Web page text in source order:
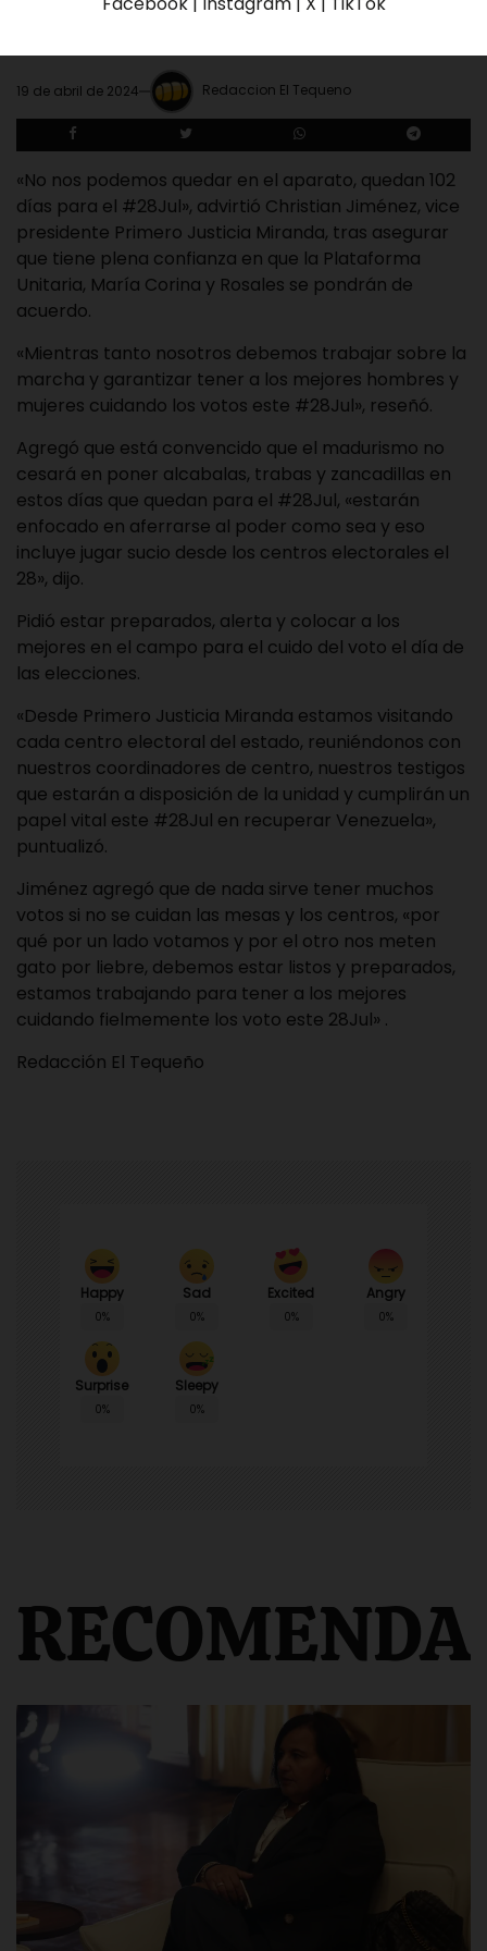
centros»
19 de abril de 2024 Redaccion El Tequeno
«No nos podemos quedar en el aparato, quedan 102
días para el #28Jul», advirtió Christian Jiménez, vice
presidente Primero Justicia Miranda, tras asegurar
que tiene plena confianza en que la Plataforma
Unitaria, María Corina y Rosales se pondrán de
acuerdo.
«Mientras tanto nosotros debemos trabajar sobre la
marcha y garantizar tener a los mejores hombres y
mujeres cuidando los votos este #28Jul», reseñó.
Agregó que está convencido que el madurismo no
cesará en poner alcabalas, trabas y zancadillas en
estos días que quedan para el #28Jul, «estarán
enfocado en aferrarse al poder como sea y eso
incluye jugar sucio desde los centros electorales el
28», dijo.
Pidió estar preparados, alerta y colocar a los
mejores en el campo para el cuido del voto el día de
las elecciones.
«Desde Primero Justicia Miranda estamos visitando
cada centro electoral del estado, reuniéndonos con
nuestros coordinadores de centro, nuestros testigos
que estarán a disposición de la unidad y cumplirán un
papel vital este #28Jul en recuperar Venezuela»,
puntualizó.
Jiménez agregó que de nada sirve tener muchos
votos si no se cuidan las mesas y los centros, «por
qué por un lado votamos y por el otro nos meten
gato por liebre, debemos estar listos y preparados,
estamos trabajando para tener a los mejores
cuidando fielmemente los voto este 28Jul» .
Redacción El Tequeño
Happy
0%
Sad
0%
Excited
0%
Angry
0%
Surprise
0%
Sleepy
0%